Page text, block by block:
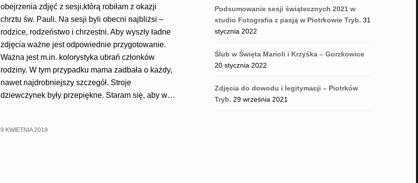
obejrzenia zdjęć z sesji,którą robiłam z okazji
chrztu św. Pauli. Na sesji byli obecni najbliżsi –
rodzice, rodzeństwo i chrzestni. Aby wyszły ładne
zdjęcia ważne jest odpowiednie przygotowanie.
Ważna jest m.in. kolorystyka ubrań członków
rodziny. W tym przypadku mama zadbała o każdy,
nawet najdrobniejszy szczegół. Stroje
dziewczynek były przepiękne. Staram się, aby w…
9 KWIETNIA 2019
Podsumowanie sesji świątecznych 2021 w
studio Fotografia z pasją w Piotrkowie Tryb. 31
stycznia 2022
Ślub w Święta Marioli i Krzyśka – Gorzkowice
20 stycznia 2022
Zdjęcia do dowodu i legitymacji – Piotrków
Tryb. 29 września 2021